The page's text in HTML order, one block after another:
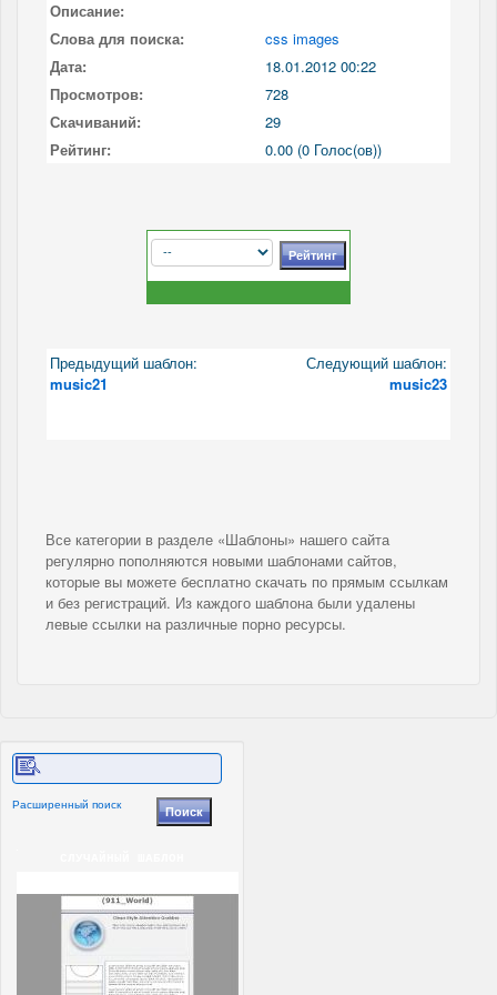
Описание:
Слова для поиска:
css images
Дата:
18.01.2012 00:22
Просмотров:
728
Скачиваний:
29
Рейтинг:
0.00 (0 Голос(ов))
Предыдущий шаблон:
music21
Следующий шаблон:
music23
Все категории в разделе «Шаблоны» нашего сайта
регулярно пополняются новыми шаблонами сайтов,
которые вы можете бесплатно скачать по прямым ссылкам
и без регистраций. Из каждого шаблона были удалены
левые ссылки на различные порно ресурсы.
Расширенный поиск